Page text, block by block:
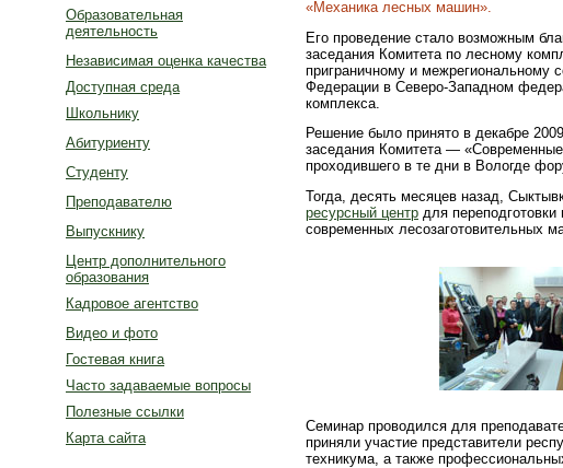
Образовательная
деятельность
Независимая оценка качества
Доступная среда
Школьнику
Абитуриенту
Студенту
Преподавателю
Выпускнику
Центр дополнительного
образования
Кадровое агентство
Видео и фото
Гостевая книга
Часто задаваемые вопросы
Полезные ссылки
Карта сайта
«Механика лесных машин».
Его проведение стало возможным
заседания Комитета по лесному
приграничному и межрегиональному
Федерации в Северо-Западном
комплекса.
Решение было принято в декабре
заседания Комитета —
проходившего в те дни в Вологде
Тогда, десять месяцев назад,
ресурсный центр для
современных лесозаготовительных
Семинар проводился для
приняли участие представители
техникума, а также